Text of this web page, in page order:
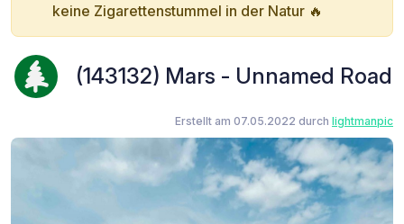
keine Zigarettenstummel in der Natur 🔥
(143132) Mars - Unnamed Road
Erstellt am 07.05.2022 durch lightmanpic